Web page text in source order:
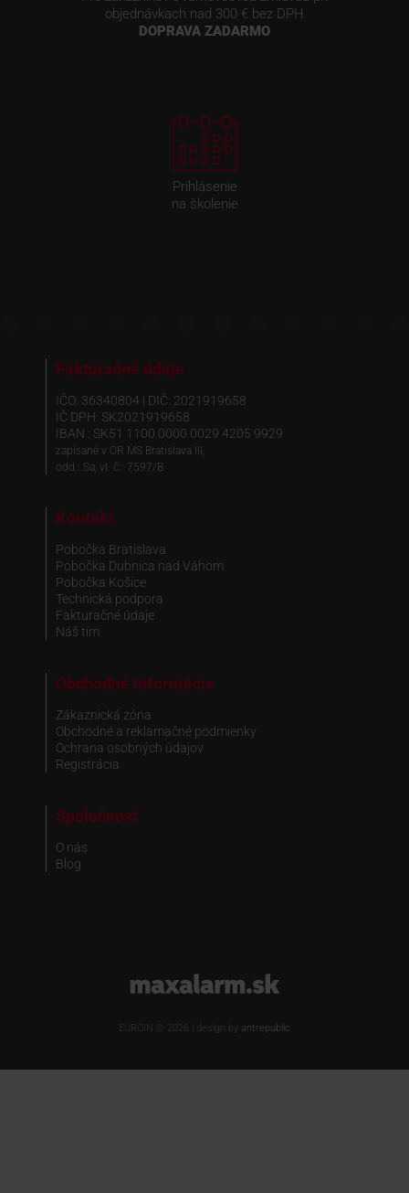
objednávkach nad 300 € bez DPH
DOPRAVA ZADARMO
Prihlásenie
na školenie
Fakturačné údaje
IČO: 36340804 | DIČ: 2021919658
IČ DPH: SK2021919658
IBAN : SK51 1100 0000 0029 4205 9929
zapísané v OR MS Bratislava III,
odd.: Sa, vl. č.: 7597/B
Kontakt
Pobočka Bratislava
Pobočka Dubnica nad Váhom
Pobočka Košice
Technická podpora
Fakturačné údaje
Náš tím
Obchodné informácie
Zákaznická zóna
Obchodné a reklamačné podmienky
Ochrana osobných údajov
Registrácia
Spoločnosť
O nás
Blog
www.maxalarm.sk
EUROIN © 2026 | design by antrepublic